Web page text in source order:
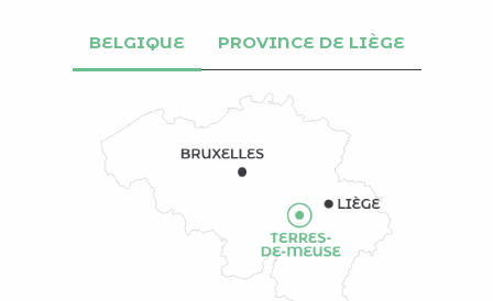
BELGIQUE PROVINCE DE LIÈGE